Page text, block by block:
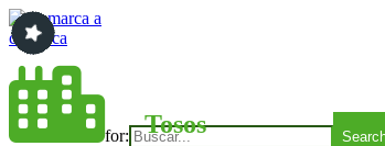
Saltar
al
contenido
Comarca a comarca
Search for: Tosos